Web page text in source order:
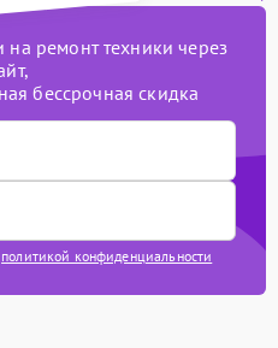
ремонт техники через
бессрочная скидка
политикой конфиденциальности